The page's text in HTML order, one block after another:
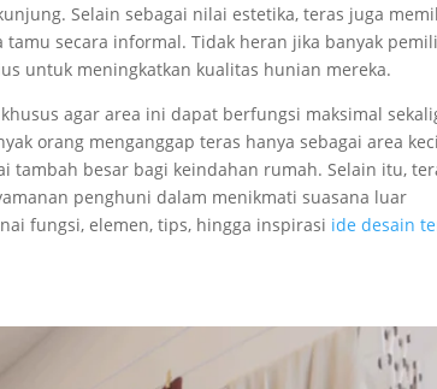
Selain sebagai nilai estetika, teras juga
secara informal. Tidak heran jika banyak
untuk meningkatkan kualitas hunian mereka.
agar area ini dapat berfungsi maksimal
orang menganggap teras hanya sebagai area
besar bagi keindahan rumah. Selain itu,
penghuni dalam menikmati suasana luar
fungsi, elemen, tips, hingga inspirasi ide desain